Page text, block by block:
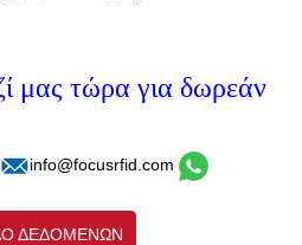
μας τώρα για δωρεάν
info@focusrfid.com
ΔΕΔΟΜΕΝΩΝ